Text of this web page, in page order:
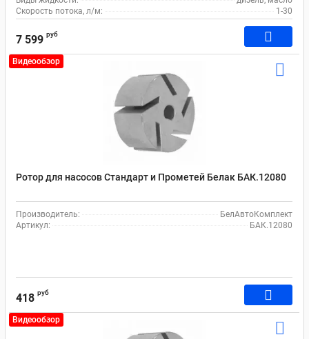
Скорость потока, л/м:
1-30
7 599 руб
Видеообзор
Ротор для насосов Стандарт и Прометей Белак БАК.12080
Производитель:
БелАвтоКомплект
Артикул:
БАК.12080
418 руб
Видеообзор